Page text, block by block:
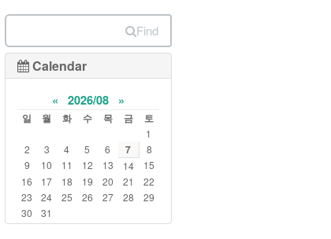
Find
Calendar
« 2026/08 »
일 월 화 수 목 금 토
1
2
3 4 5 6 7
8
9
10 11 12 13 14
15
16
17 18 19 20 21
22
23
24 25 26 27 28
29
30
31